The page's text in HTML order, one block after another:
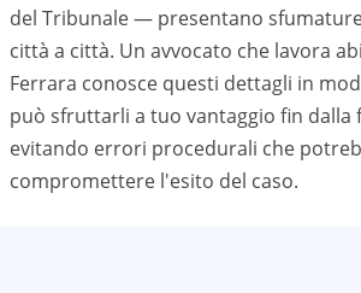
del Tribunale — presentano
città a città. Un avvocato che lavora
Ferrara conosce questi dettagli in
può sfruttarli a tuo vantaggio fin dalla
evitando errori procedurali che
compromettere l'esito del caso.